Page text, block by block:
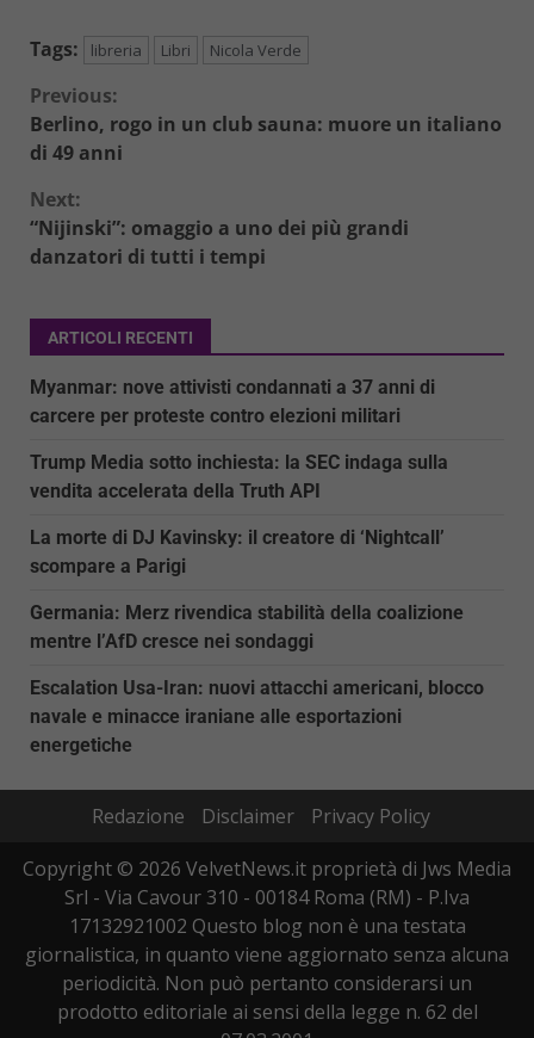
Tags: libreria Libri Nicola Verde
Continue
Reading
Previous:
Berlino, rogo in un club sauna: muore un italiano
di 49 anni
Next:
“Nijinski”: omaggio a uno dei più grandi
danzatori di tutti i tempi
ARTICOLI RECENTI
Myanmar: nove attivisti condannati a 37 anni di
carcere per proteste contro elezioni militari
Trump Media sotto inchiesta: la SEC indaga sulla
vendita accelerata della Truth API
La morte di DJ Kavinsky: il creatore di ‘Nightcall’
scompare a Parigi
Germania: Merz rivendica stabilità della coalizione
mentre l’AfD cresce nei sondaggi
Escalation Usa-Iran: nuovi attacchi americani, blocco
navale e minacce iraniane alle esportazioni
energetiche
Redazione Disclaimer
Privacy Policy
Copyright © 2026 VelvetNews.it proprietà di Jws Media
Srl - Via Cavour 310 - 00184 Roma (RM) - P.Iva
17132921002 Questo blog non è una testata
giornalistica, in quanto viene aggiornato senza alcuna
periodicità. Non può pertanto considerarsi un
prodotto editoriale ai sensi della legge n. 62 del